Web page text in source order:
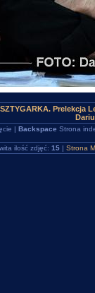
| Backspace Strona
ilość zdjęć: 15 | Strona